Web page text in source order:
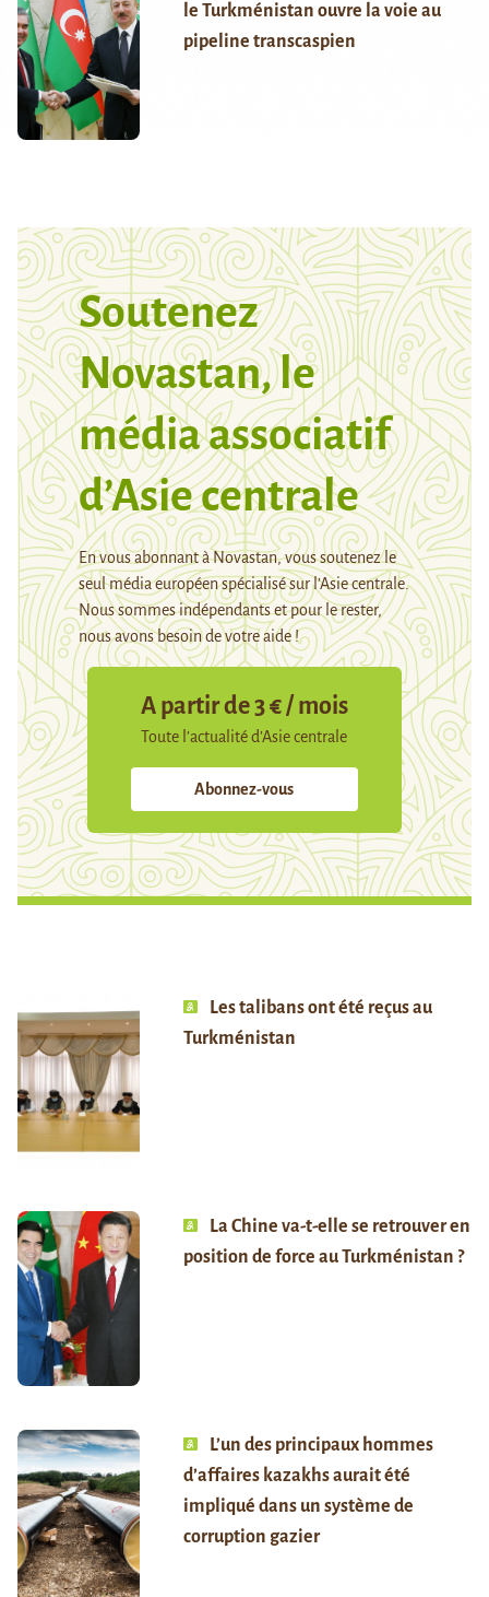
le Turkménistan ouvre la voie au
pipeline transcaspien
Soutenez
Novastan, le
média associatif
d’Asie centrale
En vous abonnant à Novastan, vous soutenez le
seul média européen spécialisé sur l’Asie centrale.
Nous sommes indépendants et pour le rester,
nous avons besoin de votre aide !
A partir de 3 € / mois
Toute l’actualité d’Asie centrale
Abonnez-vous
Les talibans ont été reçus au
Turkménistan
La Chine va-t-elle se retrouver en
position de force au Turkménistan ?
L’un des principaux hommes
d’affaires kazakhs aurait été
impliqué dans un système de
corruption gazier